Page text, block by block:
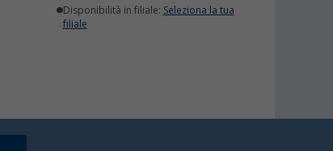
Disponibilità in filiale: Seleziona la tua
filiale